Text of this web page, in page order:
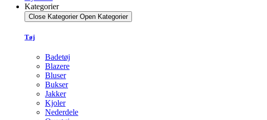
Kategorier
Close Kategorier Open Kategorier
Tøj
Badetøj
Blazere
Bluser
Bukser
Jakker
Kjoler
Nederdele